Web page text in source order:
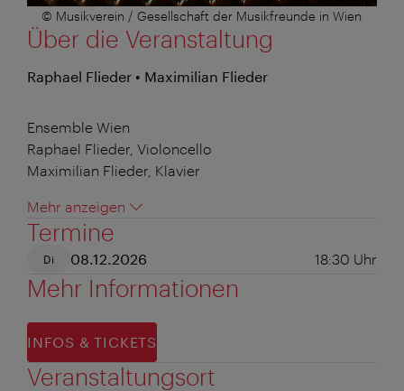
© Musikverein / Gesellschaft der Musikfreunde in Wien
Über die Veranstaltung
Raphael Flieder • Maximilian Flieder
Ensemble Wien
Raphael Flieder, Violoncello
Maximilian Flieder, Klavier
Mehr anzeigen
Termine
Di 08.12.2026 18:30 Uhr
Mehr Informationen
INFOS & TICKETS
Veranstaltungsort